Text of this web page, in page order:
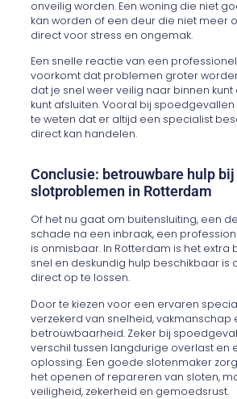
onveilig worden. Een woning die niet
kan worden of een deur die niet meer
direct voor stress en ongemak.
Een snelle reactie van een
voorkomt dat problemen groter
dat je snel weer veilig naar binnen
kunt afsluiten. Vooral bij
te weten dat er altijd een specialist
direct kan handelen.
Conclusie: betrouwbare hulp bij
slotproblemen in Rotterdam
Of het nu gaat om buitensluiting, een
schade na een inbraak, een
is onmisbaar. In Rotterdam is het extra
snel en deskundig hulp beschikbaar is
direct op te lossen.
Door te kiezen voor een ervaren
verzekerd van snelheid, vakmanschap
betrouwbaarheid. Zeker bij
verschil tussen langdurige overlast en
oplossing. Een goede slotenmaker
het openen of repareren van sloten,
veiligheid, zekerheid en gemoedsrust.